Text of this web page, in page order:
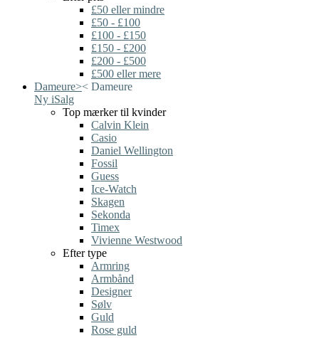
£50 eller mindre
£50 - £100
£100 - £150
£150 - £200
£200 - £500
£500 eller mere
Dameure>< Dameure
Ny iSalg
Top mærker til kvinder
Calvin Klein
Casio
Daniel Wellington
Fossil
Guess
Ice-Watch
Skagen
Sekonda
Timex
Vivienne Westwood
Efter type
Armring
Armbånd
Designer
Sølv
Guld
Rose guld